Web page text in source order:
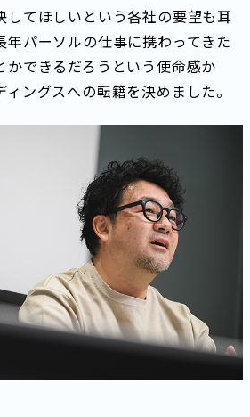
してほしいという各社の要望も耳
年パーソルの仕事に携わってきた
かできるだろうという使命感か
ングスへの転籍を決めました。